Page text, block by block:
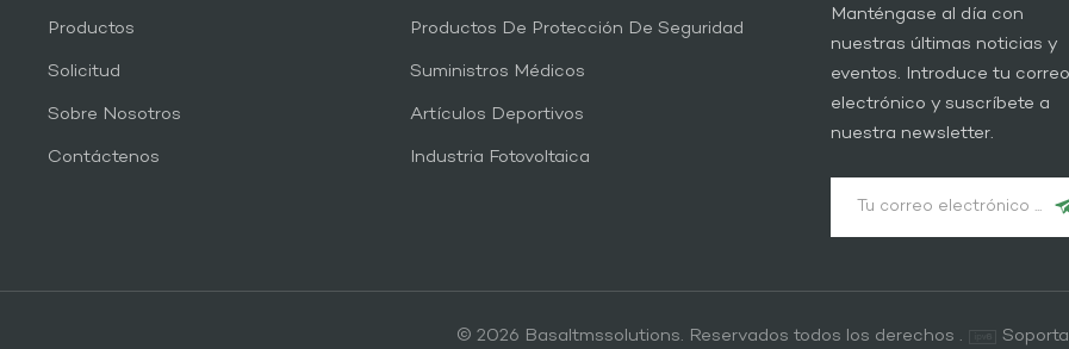
Productos
Solicitud
Sobre Nosotros
Contáctenos
Productos De Protección De Seguridad
Suministros Médicos
Artículos Deportivos
Industria Fotovoltaica
Manténgase al día con
nuestras últimas noticias y
eventos. Introduce tu correo
electrónico y suscríbete a
nuestra newsletter.
© 2026 Basaltmssolutions. Reservados todos los derechos .